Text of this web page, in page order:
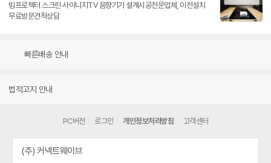
빔프로젝터 스크린 사이니지TV 음향기기 설계시공전문업체, 이전설치
무료방문견적상담
빠른배송 안내
법적고지 안내
PC버전 로그인 개인정보처리방침 고객센터
(주) 커넥트웨이브